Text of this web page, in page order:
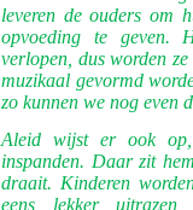
leveren de ouders om
opvoeding te geven.
verlopen, dus worden
muzikaal gevormd
zo kunnen we nog even
Aleid wijst er ook
inspanden. Daar zit
draait. Kinderen
eens lekker